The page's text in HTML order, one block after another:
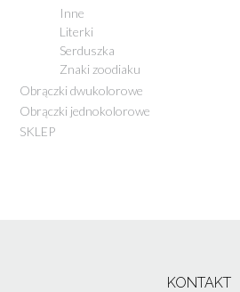
Inne
Literki
Serduszka
Znaki zoodiaku
Obrączki dwukolorowe
Obrączki jednokolorowe
SKLEP
KONTAKT